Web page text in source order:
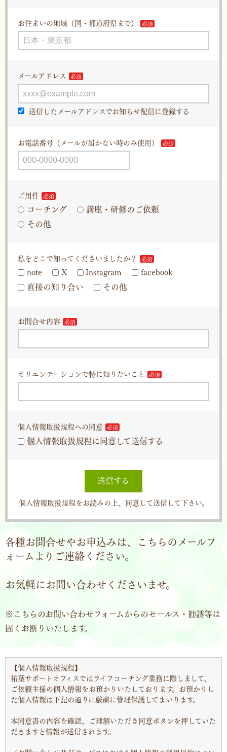
お住まいの地域（国・都道府県まで）
メールアドレス
送信したメールアドレスでお知らせ配信に登録する
お電話番号（メールが届かない時のみ使用）
ご用件
コーチング
講座・研修のご依頼
その他
私をどこで知ってくださいましたか？
note X Instagram
facebook
直接の知り合い
その他
お問合せ内容
オリエンテーションで特に知りたいこと
個人情報取扱規程への同意
個人情報取扱規程に同意して送信する
送信する
個人情報取扱規程をお読みの上、同意して送信して下さい。
各種お問合せやお申込みは、こちらのメールフ
ォームよりご連絡ください。
お気軽にお問い合わせくださいませ。
※こちらのお問い合わせフォームからのセールス・勧誘等は
固くお断りいたします。
【個人情報取扱規程】
祐葉サポートオフィスではライフコーチング業務に際しまして、
ご依頼主様の個人情報をお預かりいたしております。お預かりし
た個人情報は下記の通りに厳粛に管理保護してまいります。
本同意書の内容を確認、ご理解いただき同意ボタンを押していた
だきますと情報が送信されます。